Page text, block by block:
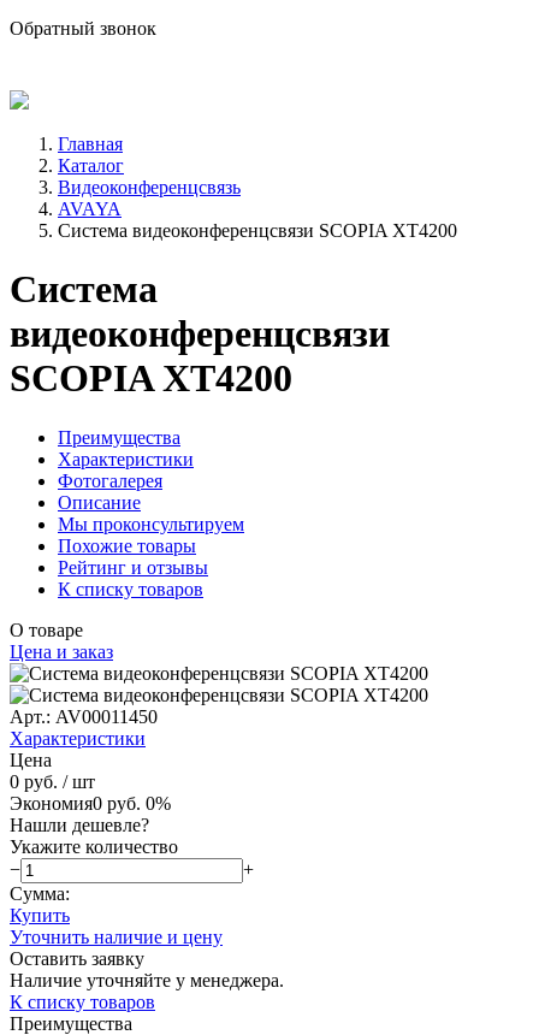
Обратный звонок
Главная
Каталог
Видеоконференцсвязь
AVAYA
Система видеоконференцсвязи SCOPIA XT4200
Система
видеоконференцсвязи
SCOPIA XT4200
Преимущества
Характеристики
Фотогалерея
Описание
Мы проконсультируем
Похожие товары
Рейтинг и отзывы
К списку товаров
О товаре
Цена и заказ
Арт.: AV00011450
Характеристики
Цена
0 руб. / шт
Экономия0 руб. 0%
Нашли дешевле?
Укажите количество
−
+
Сумма:
Купить
Уточнить наличие и цену
Оставить заявку
Наличие уточняйте у менеджера.
К списку товаров
Преимущества